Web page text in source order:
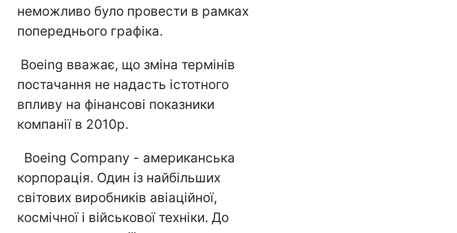
неможливо було провести в рамках
попереднього графіка.
Boeing вважає, що зміна термінів
постачання не надасть істотного
впливу на фінансові показники
компанії в 2010р.
Boeing Company - американська
корпорація. Один із найбільших
світових виробників авіаційної,
космічної і військової техніки. До